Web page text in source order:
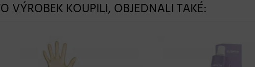
VÝROBEK KOUPILI, OBJEDNALI TAKÉ: